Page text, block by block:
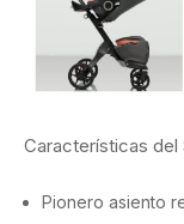
Características del
Pionero asiento